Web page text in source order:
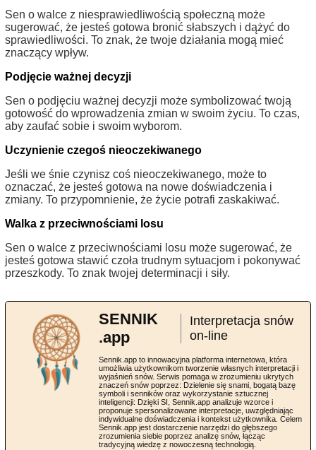
Sen o walce z niesprawiedliwością społeczną może
sugerować, że jesteś gotowa bronić słabszych i dążyć do
sprawiedliwości. To znak, że twoje działania mogą mieć
znaczący wpływ.
Podjęcie ważnej decyzji
Sen o podjęciu ważnej decyzji może symbolizować twoją
gotowość do wprowadzenia zmian w swoim życiu. To czas,
aby zaufać sobie i swoim wyborom.
Uczynienie czegoś nieoczekiwanego
Jeśli we śnie czynisz coś nieoczekiwanego, może to
oznaczać, że jesteś gotowa na nowe doświadczenia i
zmiany. To przypomnienie, że życie potrafi zaskakiwać.
Walka z przeciwnościami losu
Sen o walce z przeciwnościami losu może sugerować, że
jesteś gotowa stawić czoła trudnym sytuacjom i pokonywać
przeszkody. To znak twojej determinacji i siły.
SENNIK
.app
Interpretacja snów
on-line
Sennik.app to innowacyjna platforma internetowa, która
umożliwia użytkownikom tworzenie własnych interpretacji i
wyjaśnień snów. Serwis pomaga w zrozumieniu ukrytych
znaczeń snów poprzez: Dzielenie się snami, bogatą bazę
symboli i senników oraz wykorzystanie sztucznej
inteligencji: Dzięki SI, Sennik.app analizuje wzorce i
proponuje spersonalizowane interpretacje, uwzględniając
indywidualne doświadczenia i kontekst użytkownika. Celem
Sennik.app jest dostarczenie narzędzi do głębszego
zrozumienia siebie poprzez analizę snów, łącząc
tradycyjną wiedzę z nowoczesną technologią.